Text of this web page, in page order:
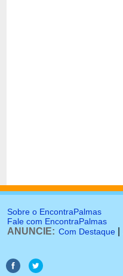
Sobre o EncontraPalmas
Fale com EncontraPalmas
ANUNCIE: Com Destaque